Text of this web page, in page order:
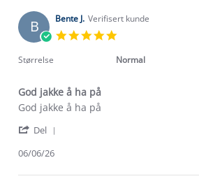
on
3
Jul
B Bente J. Verifisert kunde
rating
Størrelse Normal
God jakke å ha på
Review
Bente
on
Jun
review
God
å
på
God jakke å ha på
Del
Bente
06/06/26